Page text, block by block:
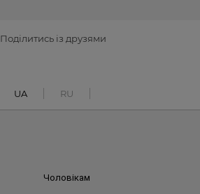
Поділитись із друзями
UA RU
Чоловікам